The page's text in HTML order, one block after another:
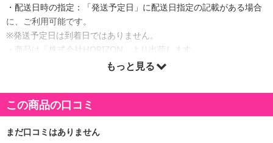
・配送日時の指定：「発送予定日」に配送日指定の記載がある場合
に、ご利用可能です。
※発送予定日は到着日ではありません。
・商品は「株式会社HORIZON」より出荷します。
商品詳細
もっと見る
この商品の口コミ